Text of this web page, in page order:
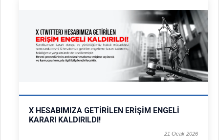
X HESABIMIZA GETİRİLEN ERİŞİM ENGELİ
KARARI KALDIRILDI!
21 Ocak 2026